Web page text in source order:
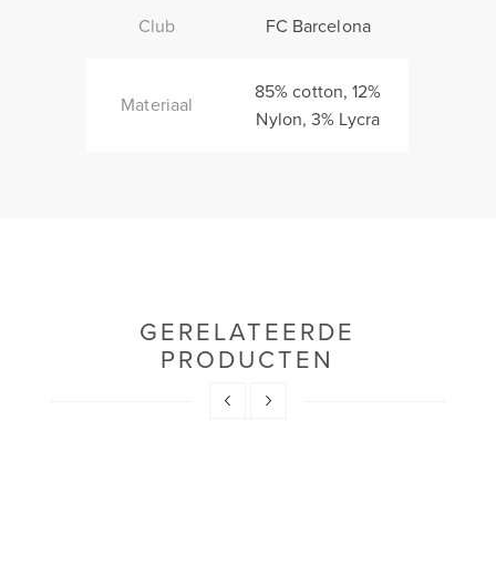
Club FC Barcelona
Materiaal
85% cotton, 12%
Nylon, 3% Lycra
GERELATEERDE
PRODUCTEN